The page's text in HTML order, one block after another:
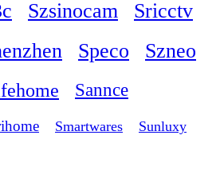
Szsinocam
Sricctv
Speco Szneo
Sannce
Smartwares Sunluxy